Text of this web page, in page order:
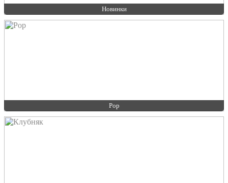
Новинки
Pop